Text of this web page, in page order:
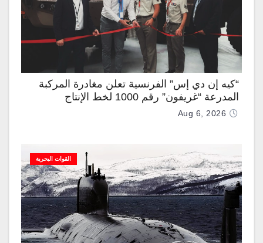
“كيه إن دي إس” الفرنسية تعلن مغادرة المركبة
المدرعة “غريفون” رقم 1000 لخط الإنتاج
Aug 6, 2026
القوات البحرية